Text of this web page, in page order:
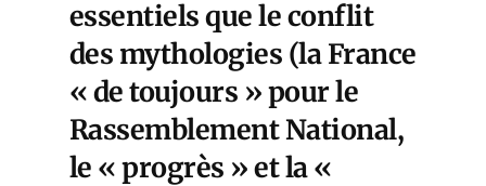
essentiels que le conflit
des mythologies (la France
« de toujours » pour le
Rassemblement National,
le « progrès » et la «